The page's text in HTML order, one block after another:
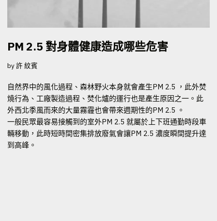
PM 2.5 對身體健康造成哪些危害
by許 紋賓
自然界中的風化過程、森林野火本身就會產生PM 2.5 ，此外焚
燒行為、工廠製造過程、焚化爐的運行也是產生原因之一。此
外西北季風而來的大量霧霾也會帶來週期性的PM 2.5 。
一般民眾最容易接觸到的室外PM 2.5 就屬於上下班通勤時段車
輛移動，此時短時間密集排放廢氣會讓PM 2.5 濃度瞬間提升達
到高峰。